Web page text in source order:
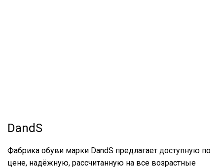
DandS
Фабрика обуви марки DandS предлагает доступную по
цене, надёжную, рассчитанную на все возрастные